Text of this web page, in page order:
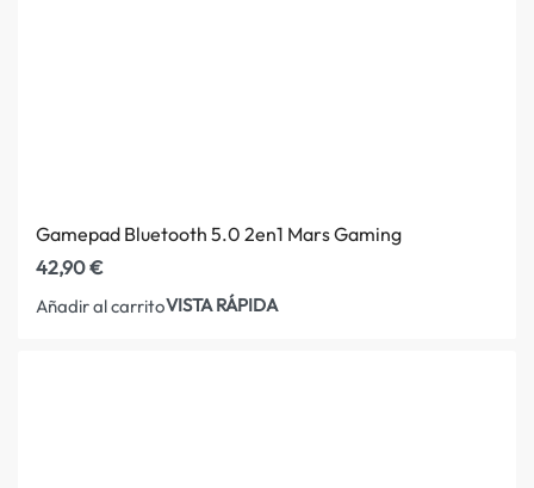
Gamepad Bluetooth 5.0 2en1 Mars Gaming
42,90€
Añadir al carritoVISTA RÁPIDA